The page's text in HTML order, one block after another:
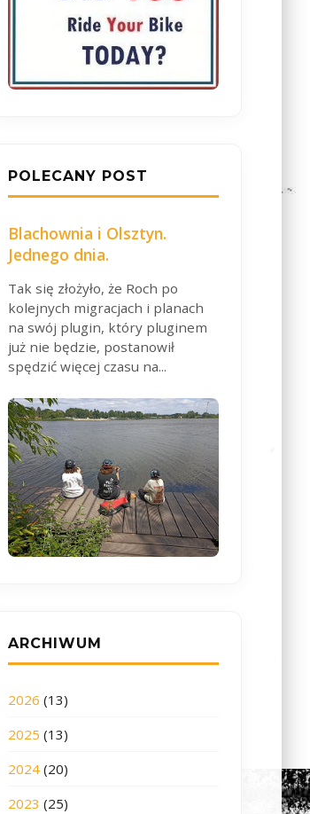
POLECANY POST
Blachownia i Olsztyn.
Jednego dnia.
Tak się złożyło, że Roch po
kolejnych migracjach i planach
na swój plugin, który pluginem
już nie będzie, postanowił
spędzić więcej czasu na...
ARCHIWUM
2026 (13)
2025 (13)
2024 (20)
2023 (25)